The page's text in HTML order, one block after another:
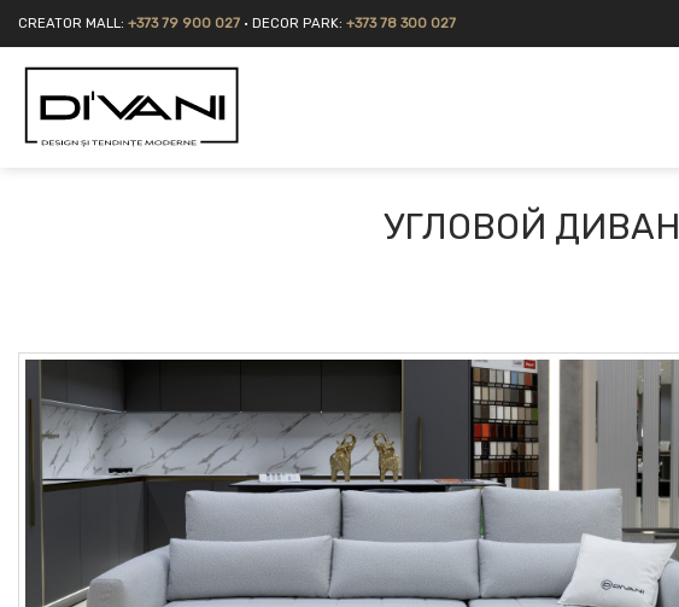
Skip
to
content
CREATOR MALL: +373 79 900 027 • DECOR PARK: +373 78 300 027
УГЛОВОЙ ДИВАН